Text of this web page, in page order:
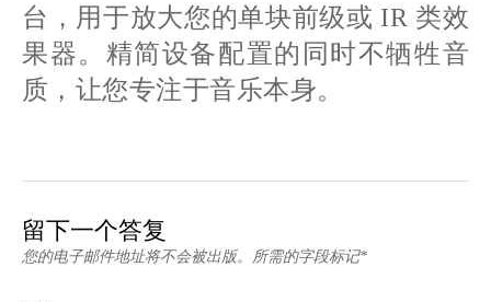
台，用于放大您的单块前级或 IR 类效
果器。精简设备配置的同时不牺牲音
质，让您专注于音乐本身。
留下一个答复
您的电子邮件地址将不会被出版。所需的字段标记*